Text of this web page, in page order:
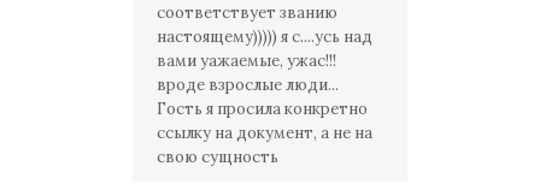
соответствует званию
настоящему))))) я с....усь над
вами уажаемые, ужас!!!
вроде взрослые люди...
Гость я просила конкретно
ссылку на документ, а не на
свою сущность